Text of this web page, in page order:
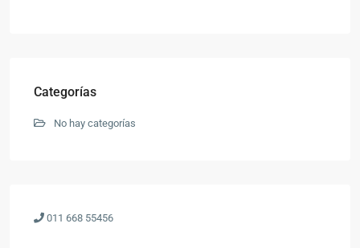
Categorías
No hay categorías
011 668 55456